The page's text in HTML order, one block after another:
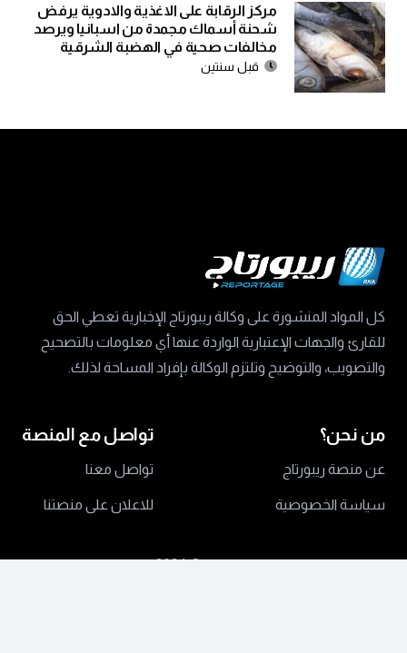
مركز الرقابة على الاغذية والادوية يرفض
شحنة أسماك مجمدة من اسبانيا ويرصد
مخالفات صحية في الهضبة الشرقية
قبل سنتين
كل المواد المنشورة على وكالة ريبورتاج الإخبارية تعطي الحق
للقارئ والجهات الإعتبارية الواردة عنها أي معلومات بالتصحيح
والتصويب، والتوضيح وتلتزم الوكالة بإفراد المساحة لذلك.
من نحن؟
عن منصة ريبورتاج
سياسة الخصوصية
تواصل مع المنصة
تواصل معنا
للاعلان على منصتنا
جميع الحقوق محفوظة ©2024 منصة ريبورتاج.